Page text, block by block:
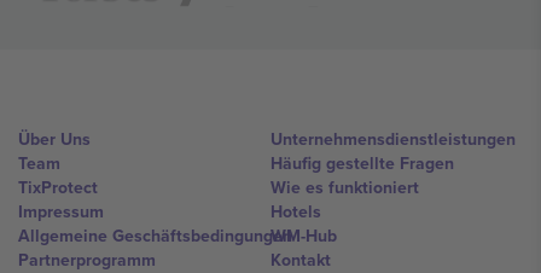
Über Uns
Team
TixProtect
Impressum
Allgemeine Geschäftsbedingungen
Partnerprogramm
Unternehmensdienstleistungen
Häufig gestellte Fragen
Wie es funktioniert
Hotels
WM-Hub
Kontakt